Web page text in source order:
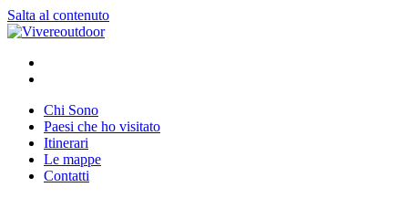
Salta al contenuto
Vivereoutdoor
Make every day an adventure
Chi Sono
Paesi che ho visitato
Itinerari
Le mappe
Contatti